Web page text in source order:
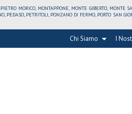
MORICO, MONTAPPONE, MONTE GIBERTO, MONTE
PETRITOLI, PONZANO DI FERMO, PORTO SAN
Chi Siamo I